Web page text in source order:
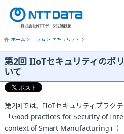
ホーム > コラム > セキュリティ >
第2回 IIoTセキュリティのポ
いて
第2回では、IIoTセキュリティプラク
「Good practices for Security of
context of Smart Manufacturing」）